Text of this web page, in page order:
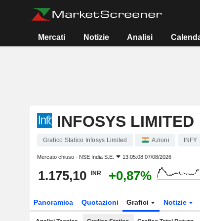
Mercati Notizie Analisi
INFOSYS LIMITED
Grafico Statico Infosys Limited Azioni INFY
Mercato chiuso - NSE India S.E. 13:05:08 07/08/2026
1.175,10 INR +0,87%
Panoramica Quotazioni Grafici Notizie